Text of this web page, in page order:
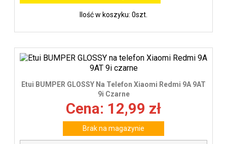
Ilość w koszyku: 0szt.
Etui BUMPER GLOSSY Na Telefon Xiaomi Redmi 9A 9AT
9i Czarne
Cena: 12,99 zł
Brak na magazynie